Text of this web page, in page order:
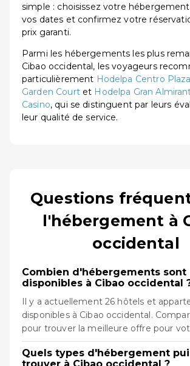
simple : choisissez votre
vos dates et confirmez votre
prix garanti.
Parmi les hébergements les plus
Cibao occidental, les voyageurs
particulièrement Hodelpa Centro Plaza
Garden Courtet Hodelpa Gran
Casino, qui se distinguent par leurs
leur qualité de service.
Questions
l'hébergement à
occidental
Combien d'hébergements sont
disponibles à Cibao occidental
Il y a actuellement 26 hôtels et
disponibles à Cibao occidental.
pour trouver la meilleure offre pour
Quels types d'hébergement